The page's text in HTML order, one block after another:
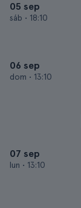
05 sep
sáb • 18:10
06 sep
dom • 13:10
07 sep
lun • 13:10